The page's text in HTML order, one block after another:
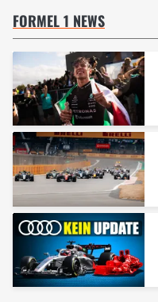
FORMEL 1 NEWS